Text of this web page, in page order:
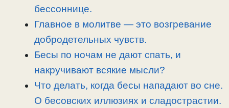
a
бессоннице.
Главное в молитве — это возгревание
добродетельных чувств.
Бесы по ночам не дают спать, и
накручивают всякие мысли?
Что делать, когда бесы нападают во сне.
О бесовских иллюзиях и сладострастии.